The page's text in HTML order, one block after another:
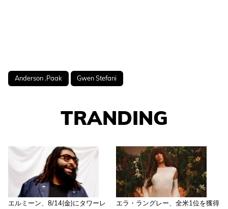
Anderson .Paak Gwen Stefani
TRANDING
エルミーン、8/14(金)にタワーレ
エラ・ラングレー、全米1位を獲得